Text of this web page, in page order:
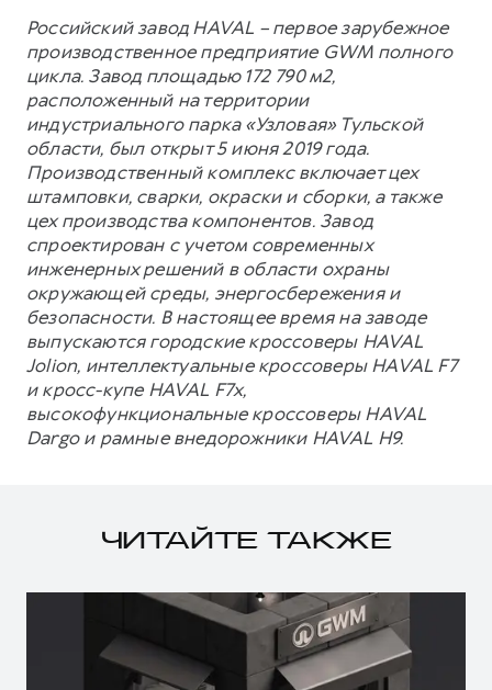
Российский завод HAVAL – первое зарубежное
производственное предприятие GWM полного
цикла. Завод площадью 172 790 м2,
расположенный на территории
индустриального парка «Узловая» Тульской
области, был открыт 5 июня 2019 года.
Производственный комплекс включает цех
штамповки, сварки, окраски и сборки, а также
цех производства компонентов. Завод
спроектирован с учетом современных
инженерных решений в области охраны
окружающей среды, энергосбережения и
безопасности. В настоящее время на заводе
выпускаются городские кроссоверы HAVAL
Jolion, интеллектуальные кроссоверы HAVAL F7
и кросс-купе HAVAL F7x,
высокофункциональные кроссоверы HAVAL
Dargo и рамные внедорожники HAVAL H9.
ЧИТАЙТЕ ТАКЖЕ